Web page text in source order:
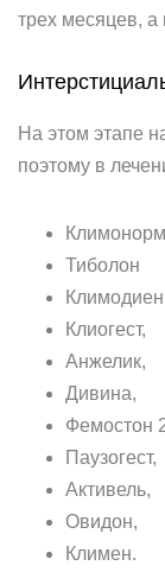
трех месяцев, а
На этом этапе
поэтому в
Тиболон
Клиогест,
Анжелик,
Дивина,
Фемостон
Паузогест,
Активель,
Овидон,
Климен.